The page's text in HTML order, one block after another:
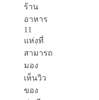
ร้าน
อาหาร
11
แห่งที่
สามารถ
มอง
เห็นวิว
ของ